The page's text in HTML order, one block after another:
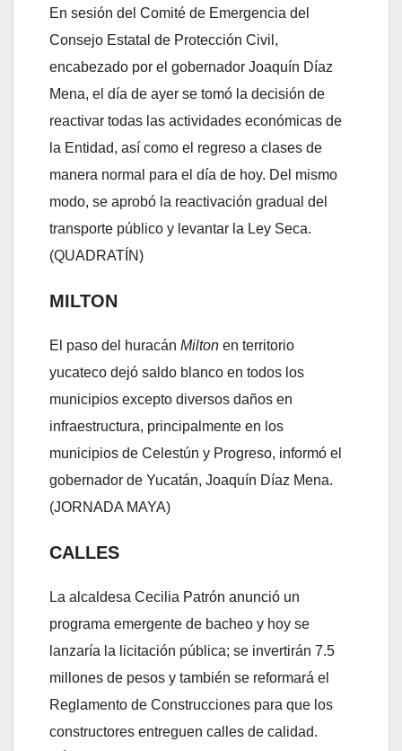
En sesión del Comité de Emergencia del
Consejo Estatal de Protección Civil,
encabezado por el gobernador Joaquín Díaz
Mena, el día de ayer se tomó la decisión de
reactivar todas las actividades económicas de
la Entidad, así como el regreso a clases de
manera normal para el día de hoy. Del mismo
modo, se aprobó la reactivación gradual del
transporte público y levantar la Ley Seca.
(QUADRATÍN)
MILTON
El paso del huracán Milton en territorio
yucateco dejó saldo blanco en todos los
municipios excepto diversos daños en
infraestructura, principalmente en los
municipios de Celestún y Progreso, informó el
gobernador de Yucatán, Joaquín Díaz Mena.
(JORNADA MAYA)
CALLES
La alcaldesa Cecilia Patrón anunció un
programa emergente de bacheo y hoy se
lanzaría la licitación pública; se invertirán 7.5
millones de pesos y también se reformará el
Reglamento de Construcciones para que los
constructores entreguen calles de calidad.